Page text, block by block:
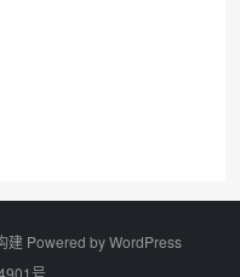
建 Powered byWordPress
号